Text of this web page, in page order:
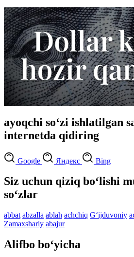
ayoqchi so‘zi ishlatilgan
internetda qidiring
Google Яндекс Bing
Siz uchun qiziq bo‘lishi
so‘zlar
abbat abzalla ablah achchiq G‘ijduvoniy
Zamaxshariy abajur
Alifbo bo‘yicha